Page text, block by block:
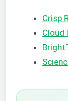
Crisp
Cloud